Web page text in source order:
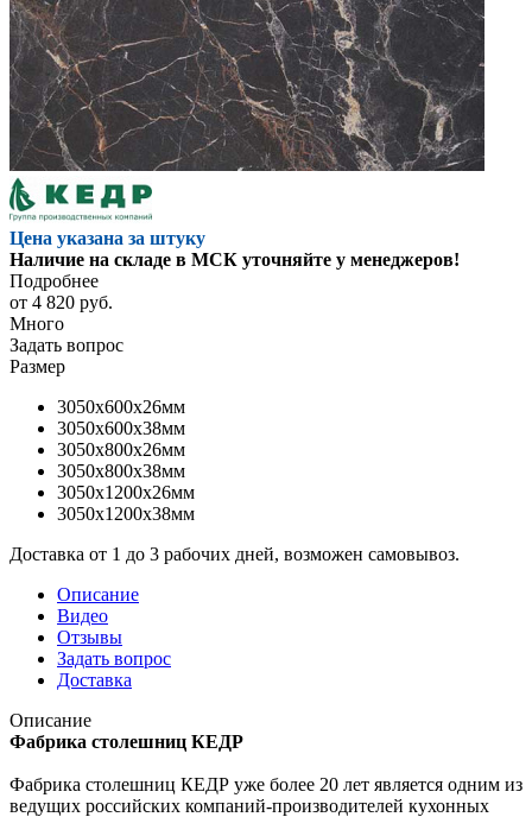
Цена указана за штуку
Наличие на складе в МСК уточняйте у менеджеров!
Подробнее
от 4 820 руб.
Много
Задать вопрос
Размер
3050x600x26мм
3050x600x38мм
3050x800x26мм
3050x800x38мм
3050x1200x26мм
3050x1200x38мм
Доставка от 1 до 3 рабочих дней, возможен самовывоз.
Описание
Видео
Отзывы
Задать вопрос
Доставка
Описание
Фабрика столешниц КЕДР
Фабрика столешниц КЕДР уже более 20 лет является одним из
ведущих российских компаний-производителей кухонных